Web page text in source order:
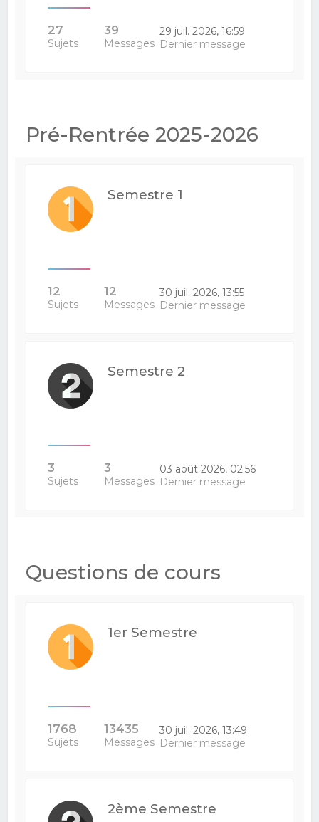
27
Sujets
39
Messages
29 juil. 2026, 16:59
Dernier message
Pré-Rentrée 2025-2026
Semestre 1
12
Sujets
12
Messages
30 juil. 2026, 13:55
Dernier message
Semestre 2
3
Sujets
3
Messages
03 août 2026, 02:56
Dernier message
Questions de cours
1er Semestre
1768
Sujets
13435
Messages
30 juil. 2026, 13:49
Dernier message
2ème Semestre